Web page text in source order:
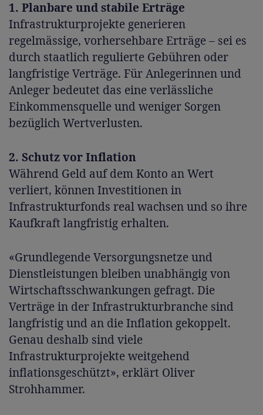
1. Planbare und stabile Erträge
Infrastrukturprojekte generieren
regelmässige, vorhersehbare Erträge – sei es
durch staatlich regulierte Gebühren oder
langfristige Verträge. Für Anlegerinnen und
Anleger bedeutet das eine verlässliche
Einkommensquelle und weniger Sorgen
bezüglich Wertverlusten.
2. Schutz vor Inflation
Während Geld auf dem Konto an Wert
verliert, können Investitionen in
Infrastrukturfonds real wachsen und so ihre
Kaufkraft langfristig erhalten.
«Grundlegende Versorgungsnetze und
Dienstleistungen bleiben unabhängig von
Wirtschaftsschwankungen gefragt. Die
Verträge in der Infrastrukturbranche sind
langfristig und an die Inflation gekoppelt.
Genau deshalb sind viele
Infrastrukturprojekte weitgehend
inflationsgeschützt», erklärt Oliver
Strohhammer.